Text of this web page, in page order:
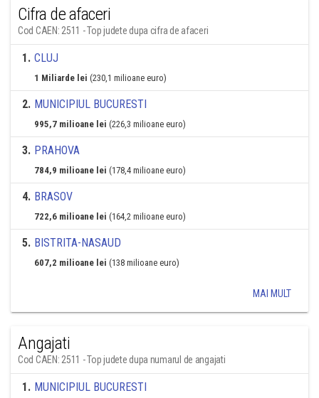
Cifra de afaceri
Cod CAEN: 2511 - Top judete dupa cifra de afaceri
1. CLUJ
1 Miliarde lei (230,1 milioane euro)
2. MUNICIPIUL BUCURESTI
995,7 milioane lei (226,3 milioane euro)
3. PRAHOVA
784,9 milioane lei (178,4 milioane euro)
4. BRASOV
722,6 milioane lei (164,2 milioane euro)
5. BISTRITA-NASAUD
607,2 milioane lei (138 milioane euro)
MAI MULT
Angajati
Cod CAEN: 2511 - Top judete dupa numarul de angajati
1. MUNICIPIUL BUCURESTI